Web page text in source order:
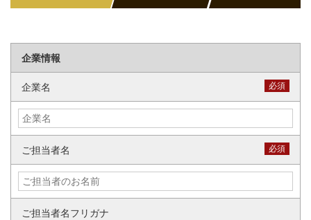
企業情報
企業名 必須
ご担当者名 必須
ご担当者名フリガナ